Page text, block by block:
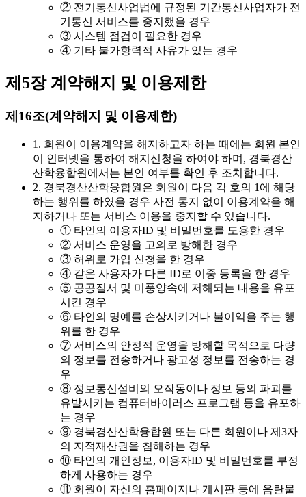
② 전기통신사업법에 규정된 기간통신사업자가 전
기통신 서비스를 중지했을 경우
③ 시스템 점검이 필요한 경우
④ 기타 불가항력적 사유가 있는 경우
제5장 계약해지 및 이용제한
제16조(계약해지 및 이용제한)
1. 회원이 이용계약을 해지하고자 하는 때에는 회원 본인
이 인터넷을 통하여 해지신청을 하여야 하며, 경북경산
산학융합원에서는 본인 여부를 확인 후 조치합니다.
2. 경북경산산학융합원은 회원이 다음 각 호의 1에 해당
하는 행위를 하였을 경우 사전 통지 없이 이용계약을 해
지하거나 또는 서비스 이용을 중지할 수 있습니다.
① 타인의 이용자ID 및 비밀번호를 도용한 경우
② 서비스 운영을 고의로 방해한 경우
③ 허위로 가입 신청을 한 경우
④ 같은 사용자가 다른 ID로 이중 등록을 한 경우
⑤ 공공질서 및 미풍양속에 저해되는 내용을 유포
시킨 경우
⑥ 타인의 명예를 손상시키거나 불이익을 주는 행
위를 한 경우
⑦ 서비스의 안정적 운영을 방해할 목적으로 다량
의 정보를 전송하거나 광고성 정보를 전송하는 경
우
⑧ 정보통신설비의 오작동이나 정보 등의 파괴를
유발시키는 컴퓨터바이러스 프로그램 등을 유포하
는 경우
⑨ 경북경산산학융합원 또는 다른 회원이나 제3자
의 지적재산권을 침해하는 경우
⑩ 타인의 개인정보, 이용자ID 및 비밀번호를 부정
하게 사용하는 경우
⑪ 회원이 자신의 홈페이지나 게시판 등에 음란물